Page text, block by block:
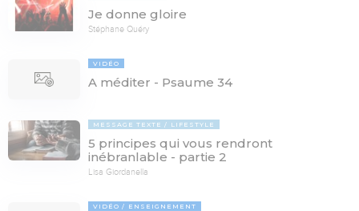
Je donne gloire
Stéphane Quéry
VIDÉO
A méditer - Psaume 34
MESSAGE TEXTE LIFESTYLE
5 principes qui vous rendront
inébranlable - partie 2
Lisa Giordanella
VIDÉO ENSEIGNEMENT